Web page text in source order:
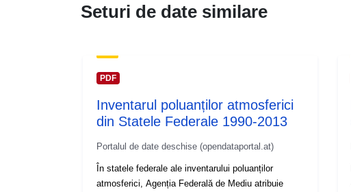
Seturi de date similare
PDF
Inventarul poluanților atmosferici
din Statele Federale 1990-2013
Portalul de date deschise (opendataportal.at)
În statele federale ale inventarului poluanților
atmosferici, Agenția Federală de Mediu atribuie